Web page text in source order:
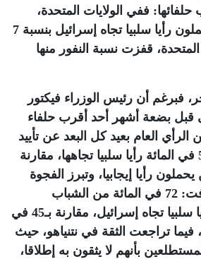
ففي الولايات المتحدة،
ارتفعت نسبة من يحملون رأيا سلبيا ‏تجاه إسرائيل بنسبة 7
قفزت نسبة النفور منها
فبرغم أن رئيس الوزراء فيكتور
قبل بضعة أشهر أحد ‏أقرب حلفاء
الرأي العام بعيد كل البعد عن تأييد
إسرائيل، إذ يحمل 54 في المائة رأيا سلبيا ‏تجاهها، مقارنة
يحملون رأيا إيجابيا، وتبرز الفجوة
بين الأجيال بشكل لافت: 72 في المائة من ‏الشباب
المجريين يحملون رأيا سلبيا تجاه إسرائيل، مقارنة بـ45 في
فيما تراجعت الثقة في نتنياهو، ‏حيث
المستطلعين بأنهم لا يثقون به إطلاقا،